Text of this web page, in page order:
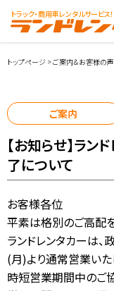
トラック・商用車レンタルサービス
車両・料金
店舗紹介
ご利用案内
お客様の声
レンタカー会社向け
トップページ >ご案内＆お客様の声
ご案内
【お知らせ】ラ
了について
お客様各位
平素は格別のご高配を
ランドレンタカーは
(月)より通常営業いた
時短営業期間中のご